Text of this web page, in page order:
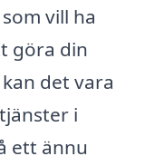
vill ha
göra din
det vara
i
ett ännu